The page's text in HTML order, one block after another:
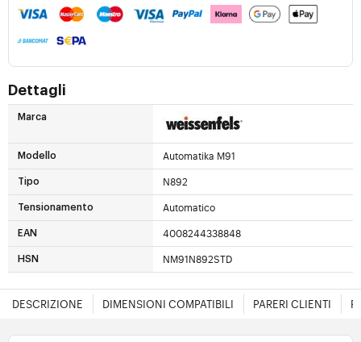
Dettagli
Marca
Modello Automatika M91
Tipo N892
Tensionamento Automatico
EAN 4008244338848
HSN NM91N892STD
DESCRIZIONE DIMENSIONI COMPATIBILI PARERI CLIENTI